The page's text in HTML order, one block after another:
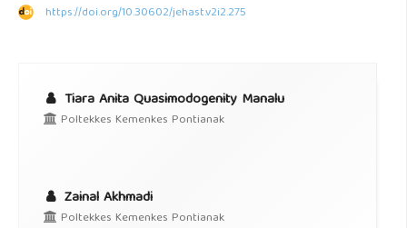
https://doi.org/10.30602/jehast.v2i2.275
Tiara Anita Quasimodogenity Manalu
Poltekkes Kemenkes Pontianak
Zainal Akhmadi
Poltekkes Kemenkes Pontianak